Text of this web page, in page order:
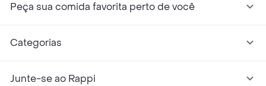
Peça sua comida favorita perto de você
Categorias
Junte-se ao Rappi